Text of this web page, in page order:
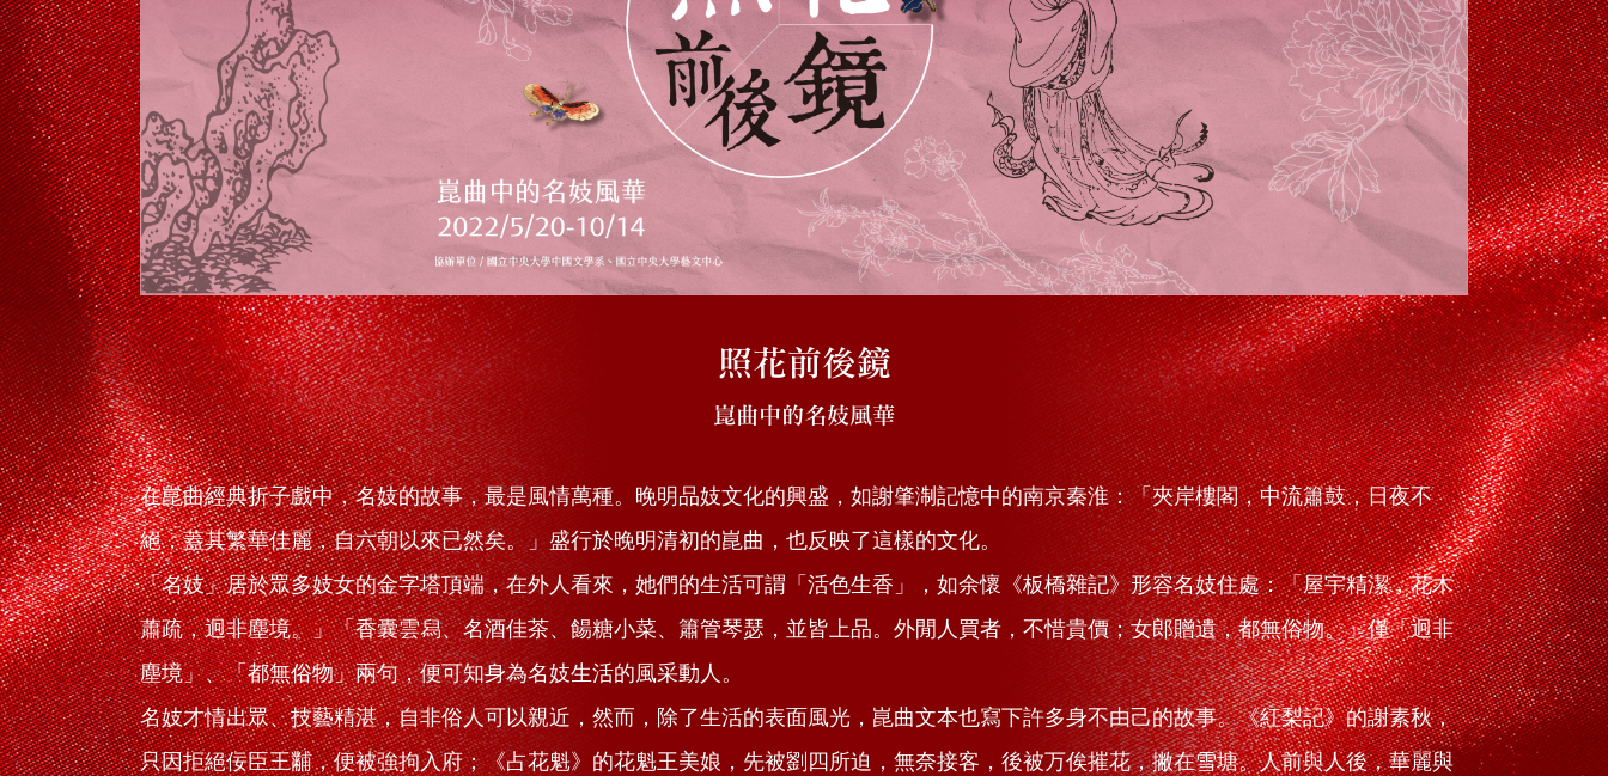
照花前後鏡
崑曲中的名妓風華
在崑曲經典折子戲中，名妓的故事，最是風情萬種。晚明品妓文化的興盛，如謝肇淛記憶中的南京秦淮：「夾岸樓閣，中流簫鼓，日夜不
絕，蓋其繁華佳麗，自六朝以來已然矣。」盛行於晚明清初的崑曲，也反映了這樣的文化。
「名妓」居於眾多妓女的金字塔頂端，在外人看來，她們的生活可謂「活色生香」，如余懷《板橋雜記》形容名妓住處：「屋宇精潔，花木
蕭疏，迥非塵境。」「香囊雲舄、名酒佳茶、餳糖小菜、簫管琴瑟，並皆上品。外閒人買者，不惜貴價；女郎贈遺，都無俗物。」僅「迥非
塵境」、「都無俗物」兩句，便可知身為名妓生活的風采動人。
名妓才情出眾、技藝精湛，自非俗人可以親近，然而，除了生活的表面風光，崑曲文本也寫下許多身不由己的故事。《紅梨記》的謝素秋，
只因拒絕佞臣王黼，便被強拘入府；《占花魁》的花魁王美娘，先被劉四所迫，無奈接客，後被万俟摧花，撇在雪塘。人前與人後，華麗與